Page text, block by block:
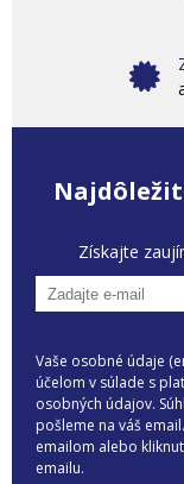
Získajte
Vaše osobné údaje
účelom v súlade s
osobných údajov.
pošleme na váš
emailom alebo
emailu.